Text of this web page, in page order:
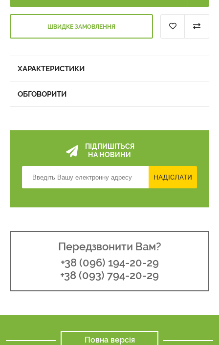
ШВИДКЕ ЗАМОВЛЕННЯ
ХАРАКТЕРИСТИКИ
ОБГОВОРИТИ
ПІДПИШІТЬСЯ
НА НОВИНИ
НАДІСЛАТИ
Передзвонити Вам?
+38 (096) 194-20-29
+38 (093) 794-20-29
Повна версія